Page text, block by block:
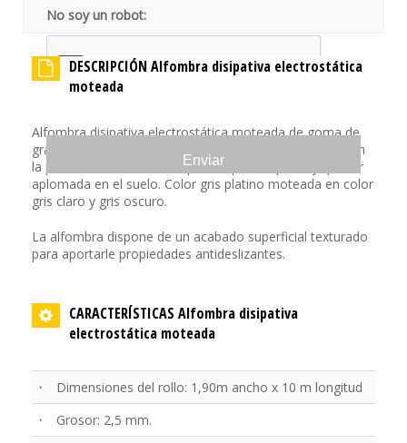
No soy un robot:
DESCRIPCIÓN Alfombra disipativa electrostática
moteada
Alfombra disipativa electrostática moteada de goma de
gran resistencia mecánica, resistente a la soldadura, con
la parte trasera sin relieve para depositar plano y quedar
aplomada en el suelo. Color gris platino moteada en color
gris claro y gris oscuro.
La alfombra dispone de un acabado superficial texturado
para aportarle propiedades antideslizantes.
CARACTERÍSTICAS Alfombra disipativa
electrostática moteada
·
Dimensiones del rollo: 1,90m ancho x 10 m longitud
·
Grosor: 2,5 mm.